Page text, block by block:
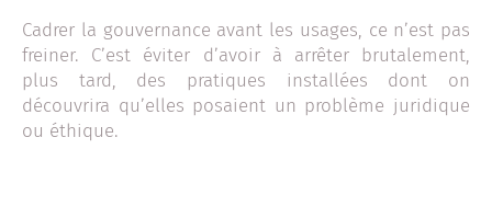
Cadrer la gouvernance avant les usages, ce n’est pas
freiner. C’est éviter d’avoir à arrêter brutalement,
plus tard, des pratiques installées dont on
découvrira qu’elles posaient un problème juridique
ou éthique.